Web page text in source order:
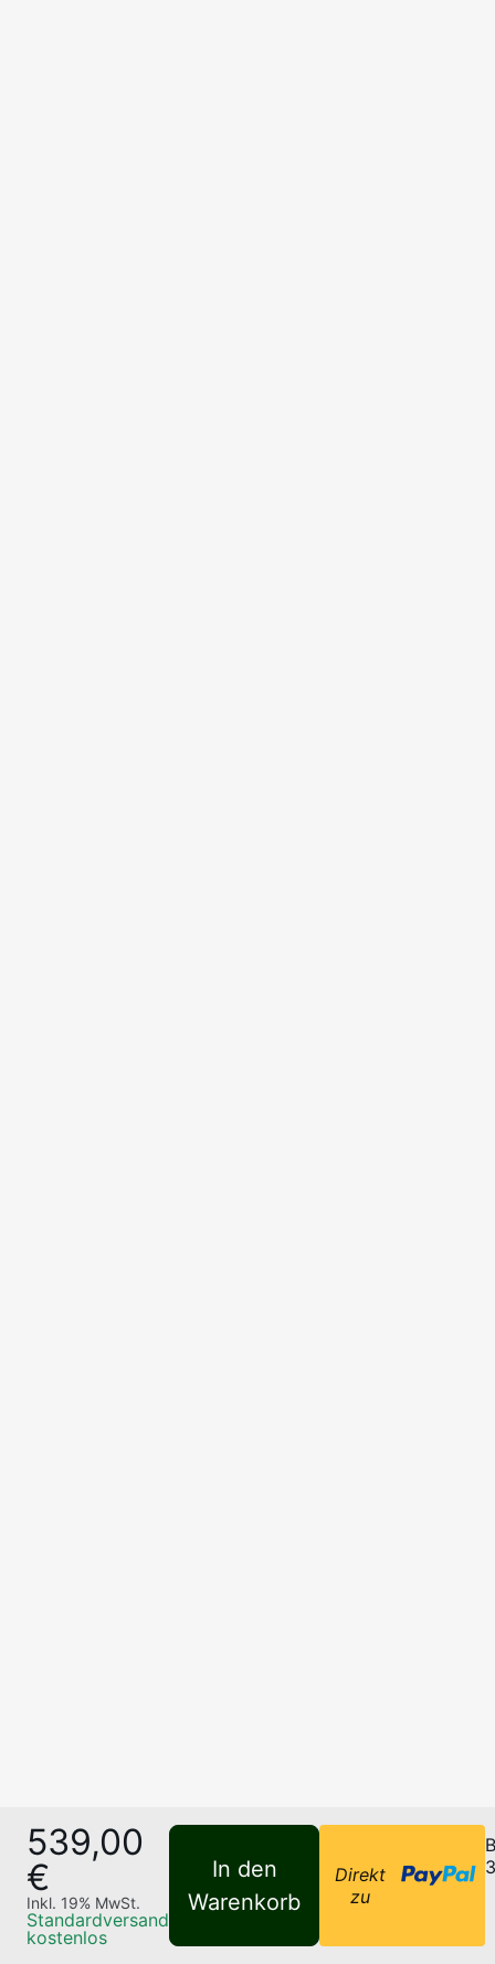
539,00
€
Inkl. 19% MwSt.
Standardversand
kostenlos
In den
Warenkorb
Direkt
zu